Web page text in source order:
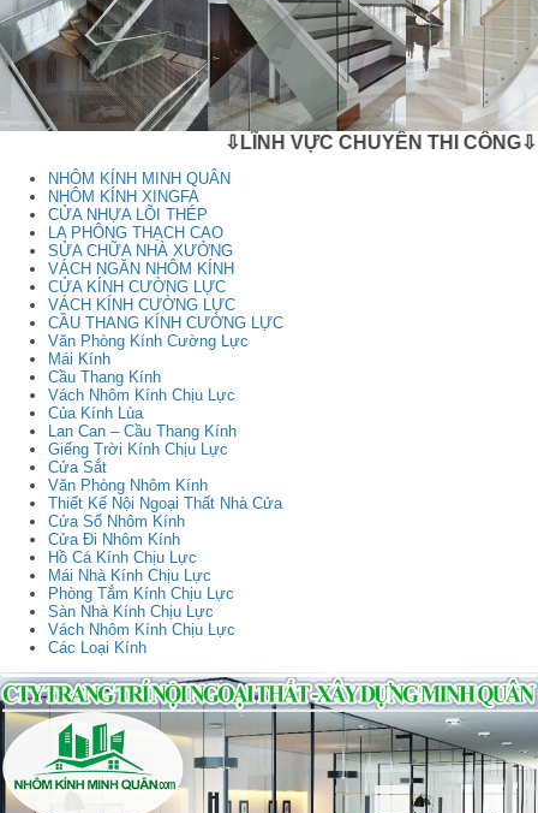
⇩LĨNH VỰC CHUYÊN THI CÔNG⇩
NHÔM KÍNH MINH QUÂN
NHÔM KÍNH XINGFA
CỬA NHỰA LÕI THÉP
LA PHÔNG THẠCH CAO
SỬA CHỮA NHÀ XƯỞNG
VÁCH NGĂN NHÔM KÍNH
CỬA KÍNH CƯỜNG LỰC
VÁCH KÍNH CƯỜNG LỰC
CẦU THANG KÍNH CƯỜNG LỰC
Văn Phòng Kính Cường Lực
Mái Kính
Cầu Thang Kính
Vách Nhôm Kính Chịu Lực
Của Kính Lùa
Lan Can – Cầu Thang Kính
Giếng Trời Kính Chịu Lực
Cửa Sắt
Văn Phòng Nhôm Kính
Thiết Kế Nội Ngoại Thất Nhà Cửa
Cửa Sổ Nhôm Kính
Cửa Đi Nhôm Kính
Hồ Cá Kính Chịu Lực
Mái Nhà Kính Chịu Lực
Phòng Tắm Kính Chịu Lực
Sàn Nhà Kính Chịu Lực
Vách Nhôm Kính Chịu Lực
Các Loại Kính